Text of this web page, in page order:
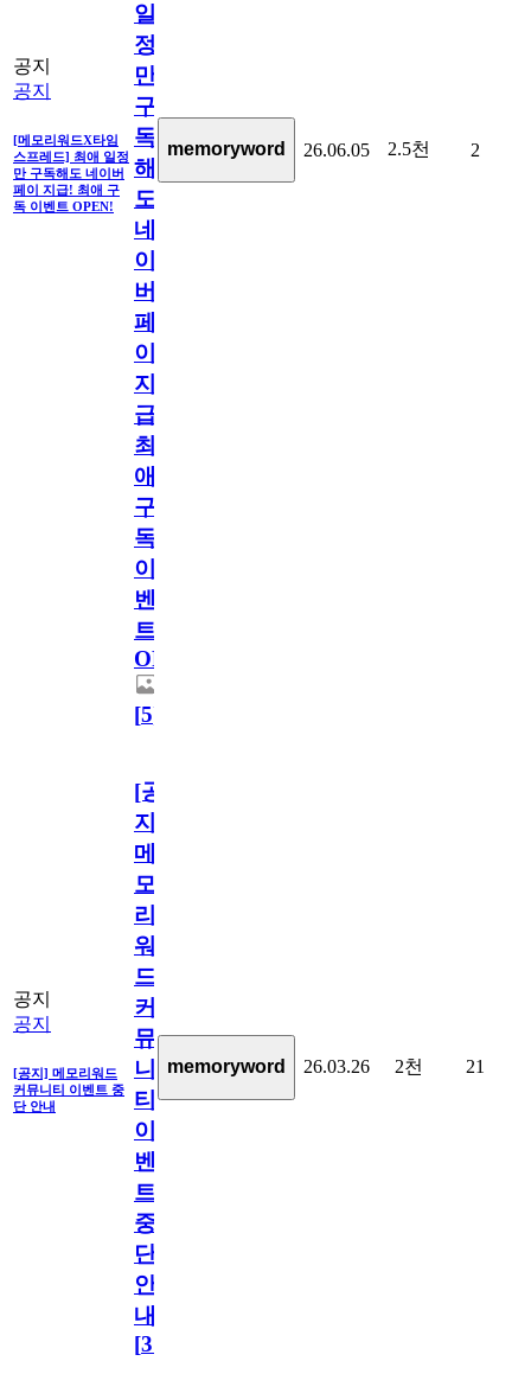
공지
공지
[메모리워드X타임
스프레드] 최애 일정
만 구독해도 네이버
페이 지급! 최애 구
독 이벤트 OPEN!
일
정
만
구
독
해
도
네
이
버
페
이
지
급!
최
애
구
독
이
벤
트
OPEN!
[5]
memoryword 26.06.05 2.5천 2
공지
공지
[공지] 메모리워드
커뮤니티 이벤트 중
단 안내
[공
지]
메
모
리
워
드
커
뮤
니
티
이
벤
트
중
단
안
내
[31
memoryword 26.03.26 2천 21